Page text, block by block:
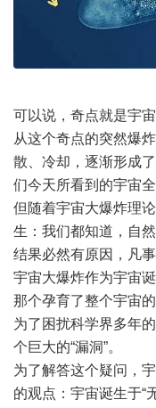
可以说，奇点就是宇
从这个奇点的突然爆
散、冷却，逐渐形成
们今天所看到的宇宙全
但随着宇宙大爆炸理
生：我们都知道，自
结果必然有原因，凡
宇宙大爆炸作为宇宙诞
那个孕育了整个宇宙
为了困扰科学界多年
个巨大的“漏洞”。
为了解答这个疑问，
的观点：宇宙诞生于“